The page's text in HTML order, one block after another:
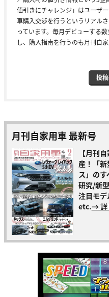
値引きにチャレンジ」はユーザ
車購入交渉を行うというリアル
っています。毎月デビューする
し、購入指南を行うのも月刊自家
投
月刊自家用車 最新号
【月刊
産！「
ス」の
研究/新
注目モ
etc.→ 詳